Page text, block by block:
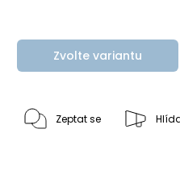
Zvolte variantu
Zeptat se